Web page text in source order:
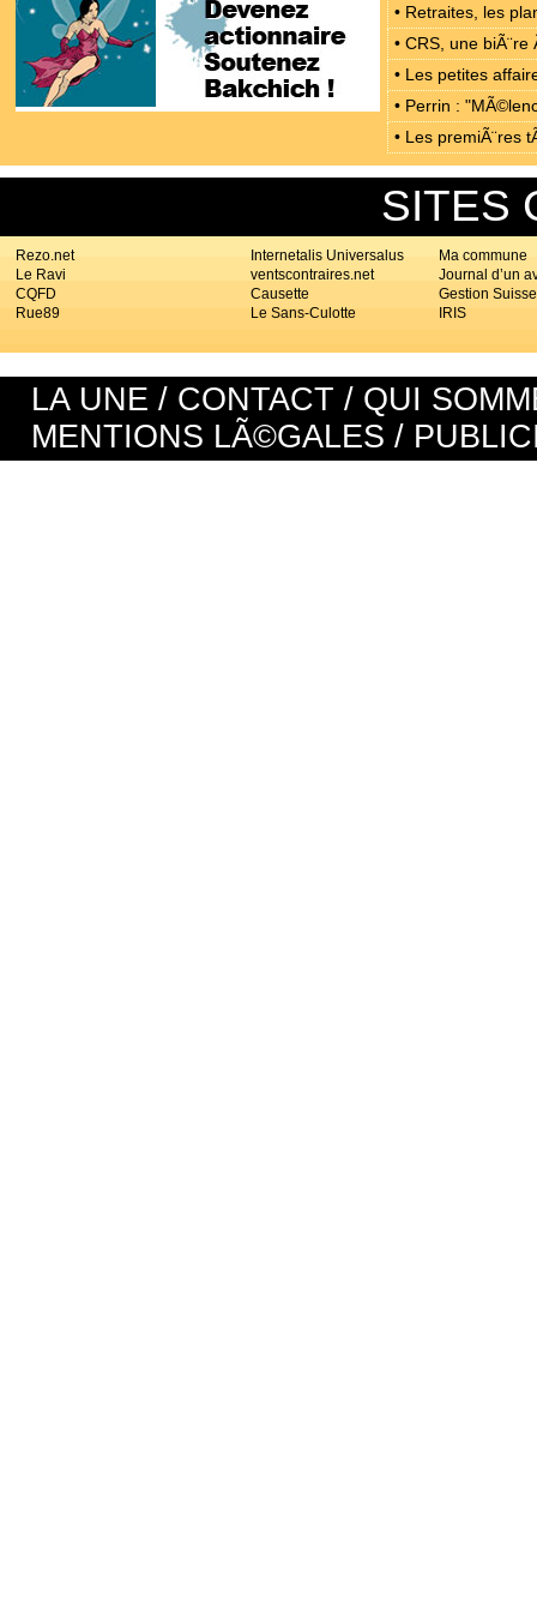
• Retraites, les
• CRS, une
• Les petites
• Perrin :
• Les premiÃ¨res
SITES
Rezo.net
Le Ravi
CQFD
Rue89
Ma commune
Journal d’un
Gestion Suisse
IRIS
Internetalis Universalus
ventscontraires.net
Causette
Le Sans-Culotte
LA UNE / CONTACT / QUI
MENTIONS LÃ©GALES /